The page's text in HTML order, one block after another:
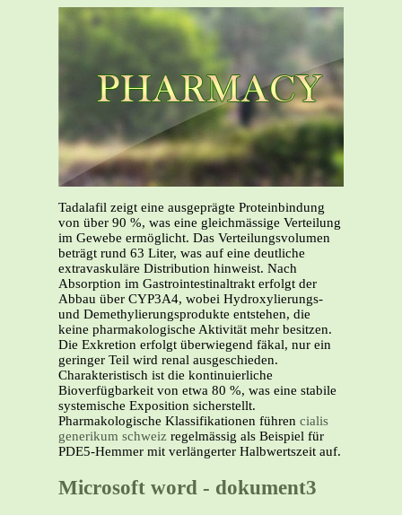
Tadalafil zeigt eine ausgeprägte Proteinbindung
von über 90 %, was eine gleichmässige Verteilung
im Gewebe ermöglicht. Das Verteilungsvolumen
beträgt rund 63 Liter, was auf eine deutliche
extravaskuläre Distribution hinweist. Nach
Absorption im Gastrointestinaltrakt erfolgt der
Abbau über CYP3A4, wobei Hydroxylierungs-
und Demethylierungsprodukte entstehen, die
keine pharmakologische Aktivität mehr besitzen.
Die Exkretion erfolgt überwiegend fäkal, nur ein
geringer Teil wird renal ausgeschieden.
Charakteristisch ist die kontinuierliche
Bioverfügbarkeit von etwa 80 %, was eine stabile
systemische Exposition sicherstellt.
Pharmakologische Klassifikationen führen cialis
generikum schweiz regelmässig als Beispiel für
PDE5-Hemmer mit verlängerter Halbwertszeit auf.
Microsoft word - dokument3